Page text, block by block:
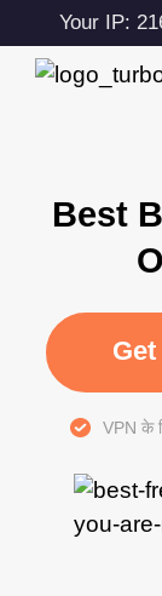
Your IP:
Best
VPN के